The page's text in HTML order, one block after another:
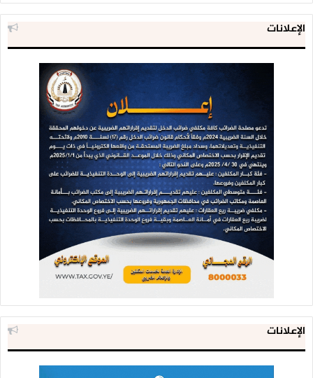
الإعلانات
الإعلانات